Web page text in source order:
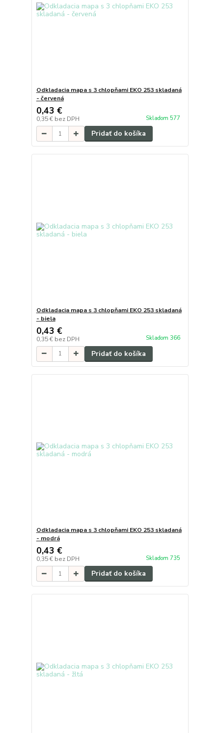
Odkladacia mapa s 3 chlopňami EKO 253 skladaná
- červená
0,43 €
0,35 € bez DPH Skladom 577
Pridať do košíka
Odkladacia mapa s 3 chlopňami EKO 253 skladaná
- biela
0,43 €
0,35 € bez DPH Skladom 366
Pridať do košíka
Odkladacia mapa s 3 chlopňami EKO 253 skladaná
- modrá
0,43 €
0,35 € bez DPH Skladom 735
Pridať do košíka